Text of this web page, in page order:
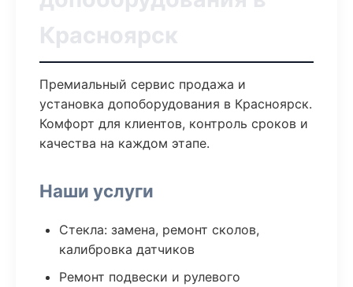
Красноярск
Премиальный сервис продажа и
установка допоборудования в Красноярск.
Комфорт для клиентов, контроль сроков и
качества на каждом этапе.
Наши услуги
Стекла: замена, ремонт сколов,
калибровка датчиков
Ремонт подвески и рулевого